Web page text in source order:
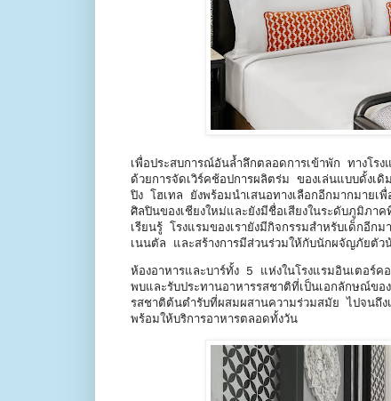
เพื่อประสบการณ์อันล้ำลึกตลอดการเข้าพัก ทางโ
ด้วยการจัดเวิร์คช้อปการผลิตร่ม ของเล่นแบบดั้งเ
ปิง โฮเทล ยังพร้อมนำเสนอทางเลือกอีกมากมายเ
ศิลปินของเชียงใหม่และยังมีชื่อเสียงในระดับภูมิภ
เรียนรู้ โรงแรมของเรายังมีกิจกรรมสำหรับเด็ก
เนนตัล และสร้างการมีส่วนร่วมให้กับนักผจัญภัยตัว
ห้องอาหารและบาร์ทั้ง 5 แห่งในโรงแรมอินเตอร์
พบและรับประทานอาหารรสชาติที่เป็นเอกลักษณ์ข
รสชาติต้นตำรับที่ผสมผสานความร่วมสมัย ไปจนถึง
พร้อมให้บริการอาหารตลอดทั้งวัน